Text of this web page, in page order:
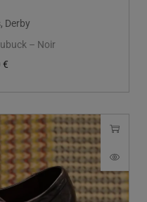
, Derby
– Noir
€